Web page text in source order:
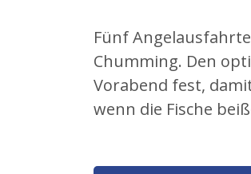
Fünf
Chumming. Den
Vorabend fest,
wenn die Fische